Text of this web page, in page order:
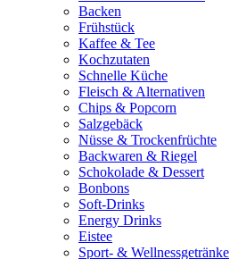
Backen
Frühstück
Kaffee & Tee
Kochzutaten
Schnelle Küche
Fleisch & Alternativen
Chips & Popcorn
Salzgebäck
Nüsse & Trockenfrüchte
Backwaren & Riegel
Schokolade & Dessert
Bonbons
Soft-Drinks
Energy Drinks
Eistee
Sport- & Wellnessgetränke